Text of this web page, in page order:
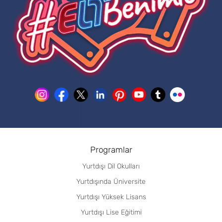
Programlar
Yurtdışı Dil Okulları
Yurtdışında Üniversite
Yurtdışı Yüksek Lisans
Yurtdışı Lise Eğitimi